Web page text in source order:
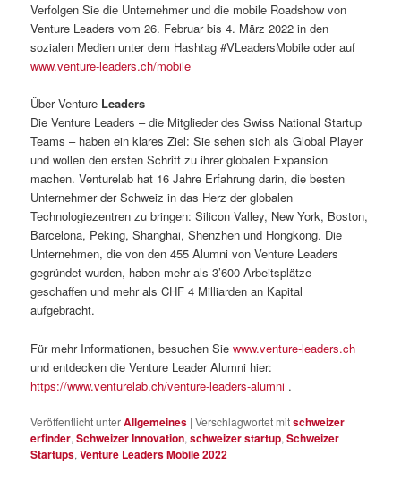
Verfolgen Sie die Unternehmer und die mobile Roadshow von
Venture Leaders vom 26. Februar bis 4. März 2022 in den
sozialen Medien unter dem Hashtag #VLeadersMobile oder auf
www.venture-leaders.ch/mobile
Über Venture Leaders
Die Venture Leaders – die Mitglieder des Swiss National Startup
Teams – haben ein klares Ziel: Sie sehen sich als Global Player
und wollen den ersten Schritt zu ihrer globalen Expansion
machen. Venturelab hat 16 Jahre Erfahrung darin, die besten
Unternehmer der Schweiz in das Herz der globalen
Technologiezentren zu bringen: Silicon Valley, New York, Boston,
Barcelona, Peking, Shanghai, Shenzhen und Hongkong. Die
Unternehmen, die von den 455 Alumni von Venture Leaders
gegründet wurden, haben mehr als 3’600 Arbeitsplätze
geschaffen und mehr als CHF 4 Milliarden an Kapital
aufgebracht.
Für mehr Informationen, besuchen Siewww.venture-leaders.ch
und entdecken die Venture Leader Alumni hier:
https://www.venturelab.ch/venture-leaders-alumni .
Veröffentlicht unterAllgemeines |Verschlagwortet mitschweizer
erfinder,Schweizer Innovation,schweizer startup,Schweizer
Startups,Venture Leaders Mobile 2022